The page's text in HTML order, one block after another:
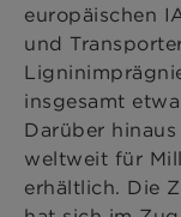
europäischen
und
insgesamt
Darüber
weltweit für
erhältlich. Die